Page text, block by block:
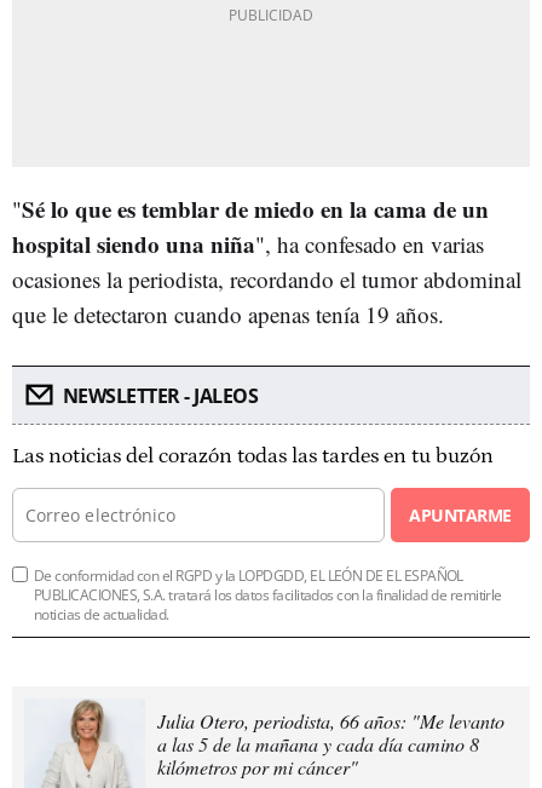
"Sé lo que es temblar de miedo en la cama de un
hospital siendo una niña", ha confesado en varias
ocasiones la periodista, recordando el tumor abdominal
que le detectaron cuando apenas tenía 19 años.
NEWSLETTER - JALEOS
Las noticias del corazón todas las tardes en tu buzón
APUNTARME
De conformidad con el RGPD y la LOPDGDD, EL LEÓN DE EL ESPAÑOL
PUBLICACIONES, S.A. tratará los datos facilitados con la finalidad de remitirle
noticias de actualidad.
Julia Otero, periodista, 66 años: "Me levanto
a las 5 de la mañana y cada día camino 8
kilómetros por mi cáncer"